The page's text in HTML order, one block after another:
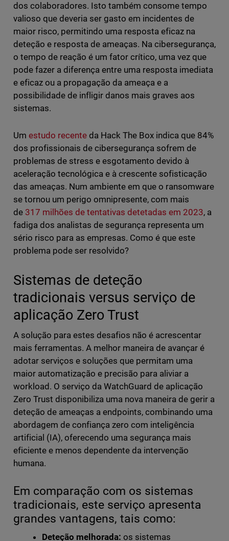
dos colaboradores. Isto também consome tempo
valioso que deveria ser gasto em incidentes de
maior risco, permitindo uma resposta eficaz na
deteção e resposta de ameaças. Na cibersegurança,
o tempo de reação é um fator crítico, uma vez que
pode fazer a diferença entre uma resposta imediata
e eficaz ou a propagação da ameaça e a
possibilidade de infligir danos mais graves aos
sistemas.
Um estudo recenteda Hack The Box indica que 84%
dos profissionais de cibersegurança sofrem de
problemas de stress e esgotamento devido à
aceleração tecnológica e à crescente sofisticação
das ameaças. Num ambiente em que o ransomware
se tornou um perigo omnipresente, com mais
de 317 milhões de tentativas detetadas em 2023, a
fadiga dos analistas de segurança representa um
sério risco para as empresas. Como é que este
problema pode ser resolvido?
Sistemas de deteção
tradicionais versus serviço de
aplicação Zero Trust
A solução para estes desafios não é acrescentar
mais ferramentas. A melhor maneira de avançar é
adotar serviços e soluções que permitam uma
maior automatização e precisão para aliviar a
workload. O serviço da WatchGuard de aplicação
Zero Trust disponibiliza uma nova maneira de gerir a
deteção de ameaças a endpoints, combinando uma
abordagem de confiança zero com inteligência
artificial (IA), oferecendo uma segurança mais
eficiente e menos dependente da intervenção
humana.
Em comparação com os sistemas
tradicionais, este serviço apresenta
grandes vantagens, tais como:
Deteção melhorada: os sistemas